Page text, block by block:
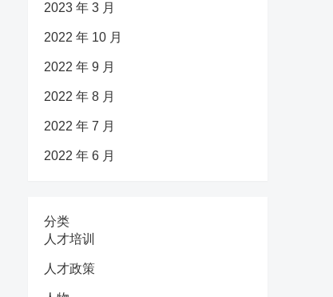
2023 年 3 月
2022 年 10 月
2022 年 9 月
2022 年 8 月
2022 年 7 月
2022 年 6 月
分类
人才培训
人才政策